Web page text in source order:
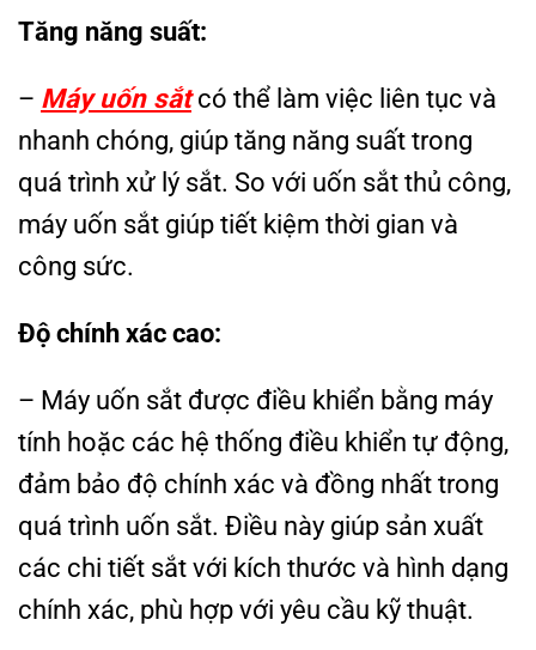
Tăng năng suất:
– Máy uốn sắtcó thể làm việc liên tục và
nhanh chóng, giúp tăng năng suất trong
quá trình xử lý sắt. So với uốn sắt thủ công,
máy uốn sắt giúp tiết kiệm thời gian và
công sức.
Độ chính xác cao:
– Máy uốn sắt được điều khiển bằng máy
tính hoặc các hệ thống điều khiển tự động,
đảm bảo độ chính xác và đồng nhất trong
quá trình uốn sắt. Điều này giúp sản xuất
các chi tiết sắt với kích thước và hình dạng
chính xác, phù hợp với yêu cầu kỹ thuật.